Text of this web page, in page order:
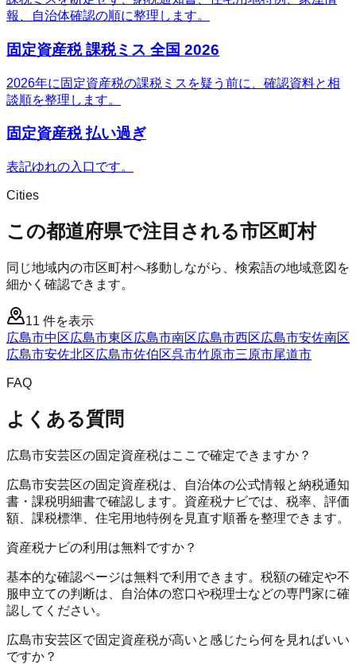
報、自治体確認の順に整理します。
固定資産税 課税ミス 全国 2026
2026年に固定資産税の課税ミスを疑う前に、確認資料と相
談順を整理します。
固定資産税 払い過ぎ
表記ゆれの入口です。
Cities
この都道府県で注目される市区町村
同じ地域内の市区町村へ移動しながら、検索語の地域意図を
細かく確認できます。
11 件を表示
広島市中区広島市東区広島市南区広島市西区広島市安佐南区
広島市安佐北区広島市佐伯区呉市竹原市三原市尾道市
FAQ
よくある質問
広島市安芸区の固定資産税はここで確定できますか？
広島市安芸区の固定資産税は、自治体の公式情報と納税通知
書・課税明細書で確認します。資産税ナビでは、税率、評価
額、課税標準、住宅用地特例を見直す順番を整理できます。
資産税ナビの利用は無料ですか？
基本的な確認ページは無料で利用できます。税額の確定や不
服申立ての判断は、自治体の窓口や税理士などの専門家に確
認してください。
広島市安芸区で固定資産税が高いと感じたら何を見ればいい
ですか？